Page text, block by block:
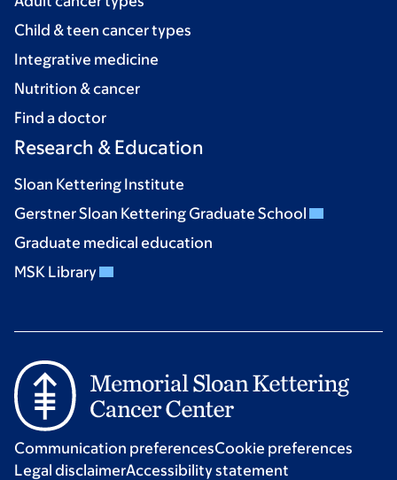
Child & teen cancer types
Integrative medicine
Nutrition & cancer
Find a doctor
Research & Education
Sloan Kettering Institute
Gerstner Sloan Kettering Graduate School
Graduate medical education
MSK Library
Communication preferencesCookie preferences
Legal disclaimerAccessibility statement